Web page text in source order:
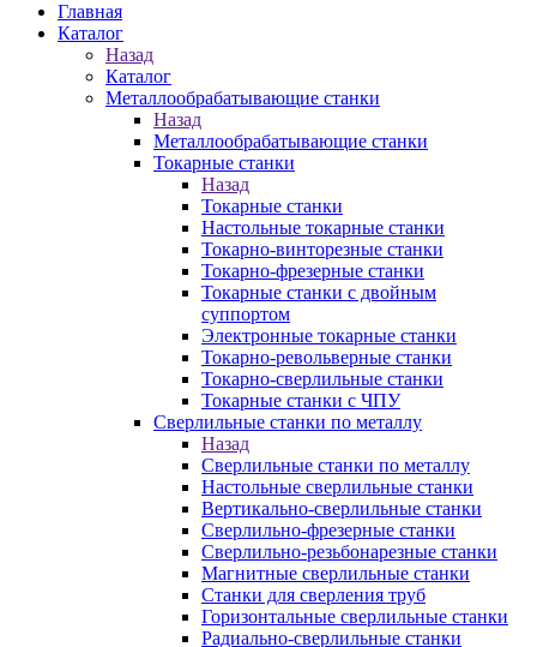
Главная
Каталог
Назад
Каталог
Металлообрабатывающие станки
Назад
Металлообрабатывающие станки
Токарные станки
Назад
Токарные станки
Настольные токарные станки
Токарно-винторезные станки
Токарно-фрезерные станки
Токарные станки с двойным
суппортом
Электронные токарные станки
Токарно-револьверные станки
Токарно-сверлильные станки
Токарные станки с ЧПУ
Сверлильные станки по металлу
Назад
Сверлильные станки по металлу
Настольные сверлильные станки
Вертикально-сверлильные станки
Сверлильно-фрезерные станки
Сверлильно-резьбонарезные станки
Магнитные сверлильные станки
Станки для сверления труб
Горизонтальные сверлильные станки
Радиально-сверлильные станки